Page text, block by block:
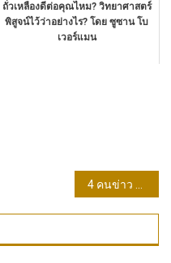
ถั่วเหลืองดีต่อคุณไหม? วิทยาศาสตร์
พิสูจน์ไว้ว่าอย่างไร? โดย ซูซาน โบ
เวอร์แมน
4 คนข่าว 4 ดารา 4 เส้นทาง พปส. X GMC เปิดตัว “Made in Thailand 4 สาย The Journey” รายการวาไรตี้เรียลลิตี้ท่องเที่ยว ตามหาของฝาก สัมผัสเสน่ห์ไทยผ่าน 4 เส้นทางหลักทั่วประเทศ